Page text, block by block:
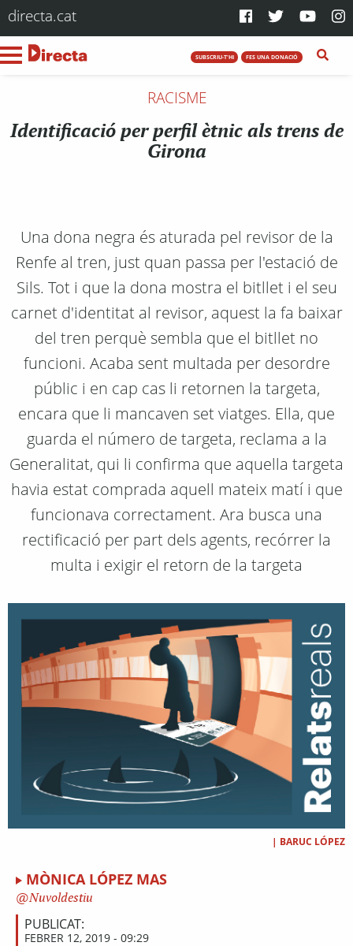
directa.cat
SUBSCRIU-T'HI FES UNA DONACIÓ
RACISME
Identificació per perfil ètnic als trens de
Girona
Una dona negra és aturada pel revisor de la
Renfe al tren, just quan passa per l'estació de
Sils. Tot i que la dona mostra el bitllet i el seu
carnet d'identitat al revisor, aquest la fa baixar
del tren perquè sembla que el bitllet no
funcioni. Acaba sent multada per desordre
públic i en cap cas li retornen la targeta,
encara que li mancaven set viatges. Ella, que
guarda el número de targeta, reclama a la
Generalitat, qui li confirma que aquella targeta
havia estat comprada aquell mateix matí i que
funcionava correctament. Ara busca una
rectificació per part dels agents, recórrer la
multa i exigir el retorn de la targeta
| BARUC LÓPEZ
MÒNICA LÓPEZ MAS
Nuvoldestiu
PUBLICAT:
FEBRER 12, 2019 - 09:29